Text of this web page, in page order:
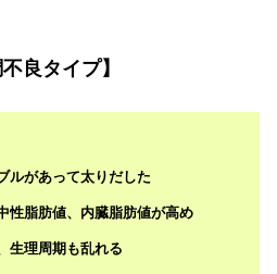
良タイプ】
ルがあって太りだした
性脂肪値、内臓脂肪値が高め
生理周期も乱れる